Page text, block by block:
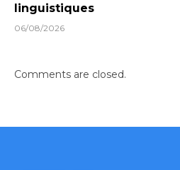
linguistiques
06/08/2026
Comments are closed.